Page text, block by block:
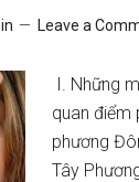
Leave a
I. Những
quan điểm
phương
Tây